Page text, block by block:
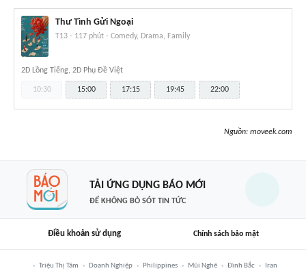
Thư Tình Gửi Ngoại
T13 - 117 phút - Comedy, Drama, Family
2D Lồng Tiếng, 2D Phụ Đề Việt
10:30 15:00 17:15 19:45 22:00
Nguồn: moveek.com
TẢI ỨNG DỤNG BÁO MỚI
ĐỂ KHÔNG BỎ SÓT TIN TỨC
Điều khoản sử dụng Chính sách bảo mật
Triệu Thị Tâm Doanh Nghiệp Philippines Mũi Nghê Đình Bắc Iran